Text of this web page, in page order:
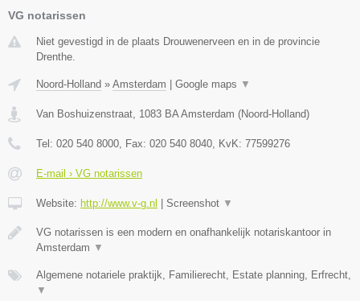
VG notarissen
Niet gevestigd in de plaats Drouwenerveen en in de provincie
Drenthe.
Noord-Holland » Amsterdam | Google maps ▼
Van Boshuizenstraat 1083 BA Amsterdam (Noord-Holland)
Tel: 020 540 8000 , Fax: 020 540 8040 , KvK: 77599276
E-mail › VG notarissen
Website: http://www.v-g.nl | Screenshot ▼
VG notarissen is een modern en onafhankelijk notariskantoor in
Amsterdam ▼
Algemene notariele praktijk, Familierecht, Estate planning, Erfrecht,
▼